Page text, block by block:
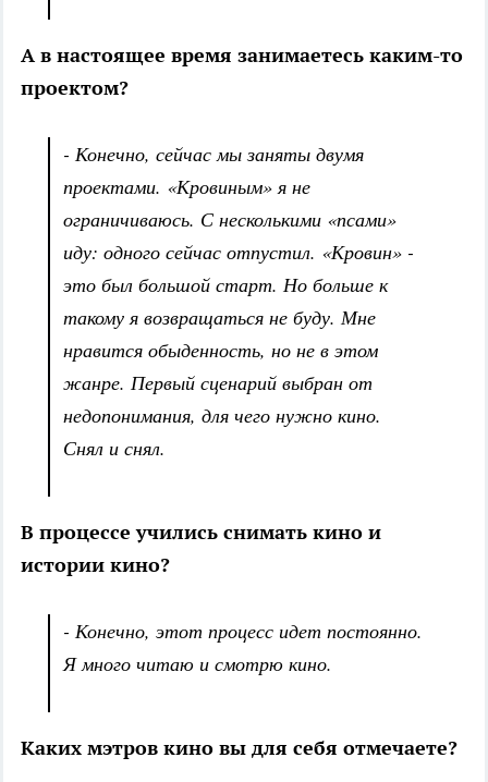
А в настоящее время занимаетесь каким-то
проектом?
- Конечно, сейчас мы заняты двумя
проектами. «Кровиным» я не
ограничиваюсь. С несколькими «псами»
иду: одного сейчас отпустил. «Кровин» -
это был большой старт. Но больше к
такому я возвращаться не буду. Мне
нравится обыденность, но не в этом
жанре. Первый сценарий выбран от
недопонимания, для чего нужно кино.
Снял и снял.
В процессе учились снимать кино и
истории кино?
- Конечно, этот процесс идет постоянно.
Я много читаю и смотрю кино.
Каких мэтров кино вы для себя отмечаете?